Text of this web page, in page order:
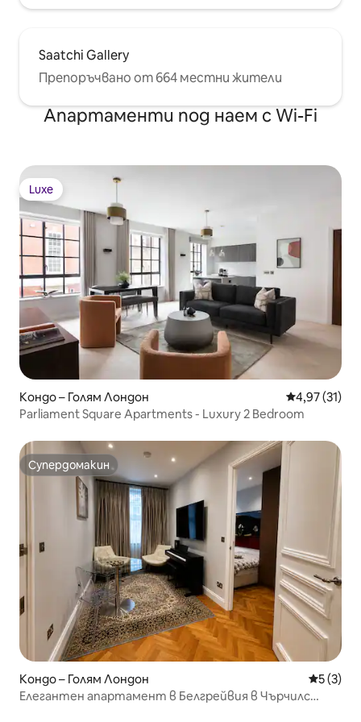
Бъкингамският дворец, Биг Бен,
музей, пазаруването в Оксфорд, St.
Paul's, 10 - 30 минути с автобус.
Saatchi Gallery
Препоръчвано от 664 местни жители
Апартаменти под наем с Wi-Fi
Luxe
Luxe
Кондо – Голям Лондон Средна
4,97 (31)
Parliament Square Apartments - Luxury 2 Bedroom
Супердомакин
Супердомакин
Кондо – Голям Лондон Средна
5 (3)
Елегантен апартамент в Белгрейвия в Чърчилс